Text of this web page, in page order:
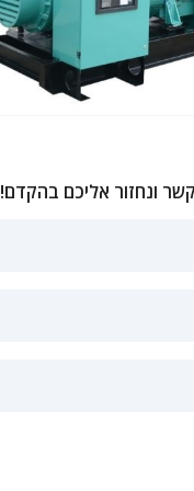
ונחזור אליכם בהקדם!